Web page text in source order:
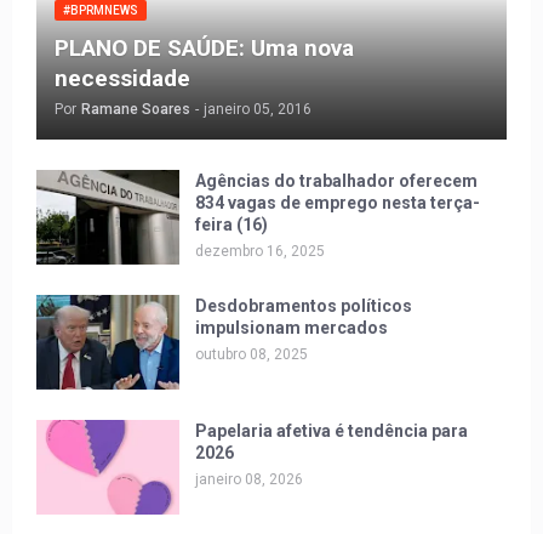
#BPRMNEWS
PLANO DE SAÚDE: Uma nova
necessidade
Por Ramane Soares - janeiro 05, 2016
Agências do trabalhador oferecem
834 vagas de emprego nesta terça-
feira (16)
dezembro 16, 2025
Desdobramentos políticos
impulsionam mercados
outubro 08, 2025
Papelaria afetiva é tendência para
2026
janeiro 08, 2026